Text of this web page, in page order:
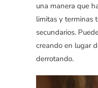
una manera que
limitas y terminas
secundarios.
creando en lugar
derrotando.